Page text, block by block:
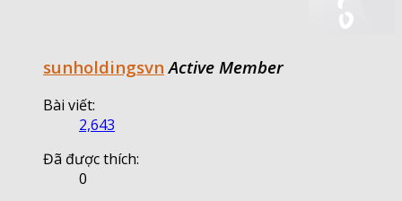
sunholdingsvn Active Member
Bài viết:
2,643
Đã được thích:
0